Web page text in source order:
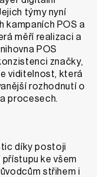
týmy nyní
kampaních POS a
měří realizaci a
POS
značky,
viditelnost, která
rozhodnutí o
procesech.
díky postoji
ke všem
střihem i